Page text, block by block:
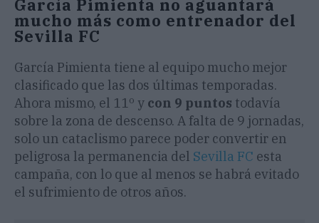
García Pimienta no aguantará
mucho más como entrenador del
Sevilla FC
García Pimienta tiene al equipo mucho mejor
clasificado que las dos últimas temporadas.
Ahora mismo, el 11º y con 9 puntos todavía
sobre la zona de descenso. A falta de 9 jornadas,
solo un cataclismo parece poder convertir en
peligrosa la permanencia del Sevilla FC esta
campaña, con lo que al menos se habrá evitado
el sufrimiento de otros años.